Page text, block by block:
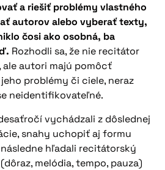
a riešiť problémy vlastného
autorov alebo vyberať texty,
čosi ako osobná, ba
Rozhodli sa, že nie recitátor
autori majú pomôcť
problémy či ciele, neraz
neidentifikovateľné.
vychádzali z dôslednej
snahy uchopiť aj formu
hľadali recitátorský
melódia, tempo, pauza)